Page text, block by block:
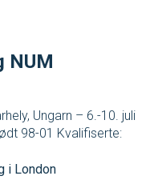
NUM
Ungarn – 6.-10. juli
98-01 Kvalifiserte: